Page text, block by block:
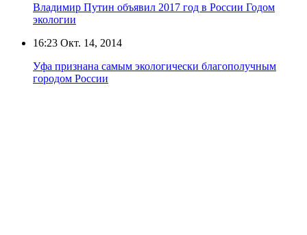
Владимир Путин объявил 2017 год в России Годом
экологии
16:23 Окт. 14, 2014
Уфа признана самым экологически благополучным
городом России